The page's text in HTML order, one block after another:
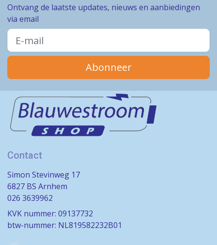
Ontvang de laatste updates, nieuws en aanbiedingen
via email
Abonneer
Contact
Simon Stevinweg 17
6827 BS Arnhem
026 3639962
KVK nummer: 09137732
btw-nummer: NL819582232B01